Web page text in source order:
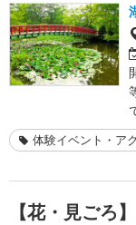
体験イベント・ア
【花・見ご